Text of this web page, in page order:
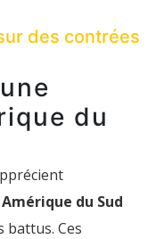
des contrées
du
du Sud
Ces